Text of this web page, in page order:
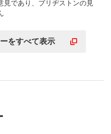
見であり、ブリヂストンの見
をすべて表示